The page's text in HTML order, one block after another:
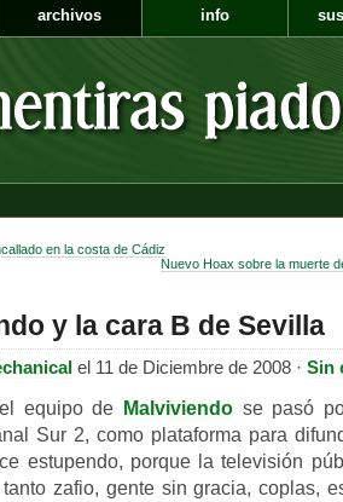
archivos info
en la costa de Cádiz
Nuevo Hoax sobre la muerte
y la cara B de Sevilla
el 11 de Diciembre de 2008 · Sin
equipo de
Malviviendo se pasó
Sur 2, como plataforma para
estupendo, porque la televisión
zafio, gente sin gracia, coplas,